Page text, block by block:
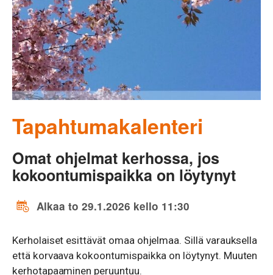
Tapahtumakalenteri
Omat ohjelmat kerhossa, jos
kokoontumispaikka on löytynyt
Alkaa to 29.1.2026 kello 11:30
Kerholaiset esittävät omaa ohjelmaa. Sillä varauksella
että korvaava kokoontumispaikka on löytynyt. Muuten
kerhotapaaminen peruuntuu.